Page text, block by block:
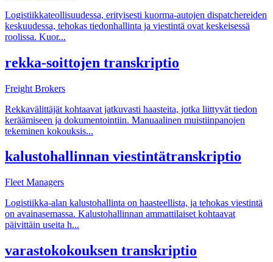
Logistiikkateollisuudessa, erityisesti kuorma-autojen dispatchereiden
keskuudessa, tehokas tiedonhallinta ja viestintä ovat keskeisessä
roolissa. Kuor...
rekka-soittojen transkriptio
Freight Brokers
Rekkavälittäjät kohtaavat jatkuvasti haasteita, jotka liittyvät tiedon
keräämiseen ja dokumentointiin. Manuaalinen muistiinpanojen
tekeminen kokouksis...
kalustohallinnan viestintätranskriptio
Fleet Managers
Logistiikka-alan kalustohallinta on haasteellista, ja tehokas viestintä
on avainasemassa. Kalustohallinnan ammattilaiset kohtaavat
päivittäin useita h...
varastokokouksen transkriptio